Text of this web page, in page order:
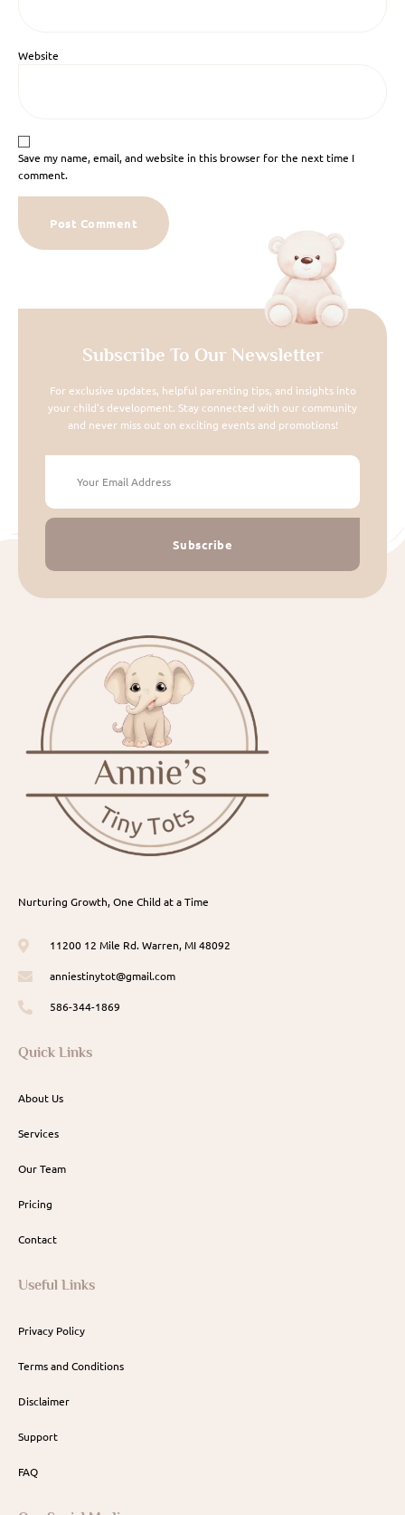
Website
Save my name, email, and website in this browser for the next time I
comment.
Subscribe To Our Newsletter
For exclusive updates, helpful parenting tips, and insights into
your child's development. Stay connected with our community
and never miss out on exciting events and promotions!
Subscribe
Nurturing Growth, One Child at a Time
11200 12 Mile Rd. Warren, MI 48092
anniestinytot@gmail.com
586-344-1869
Quick Links
About Us
Services
Our Team
Pricing
Contact
Useful Links
Privacy Policy
Terms and Conditions
Disclaimer
Support
FAQ